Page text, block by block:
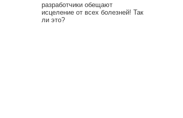
разработчики обещают
исцеление от всех болезней! Так
ли это?